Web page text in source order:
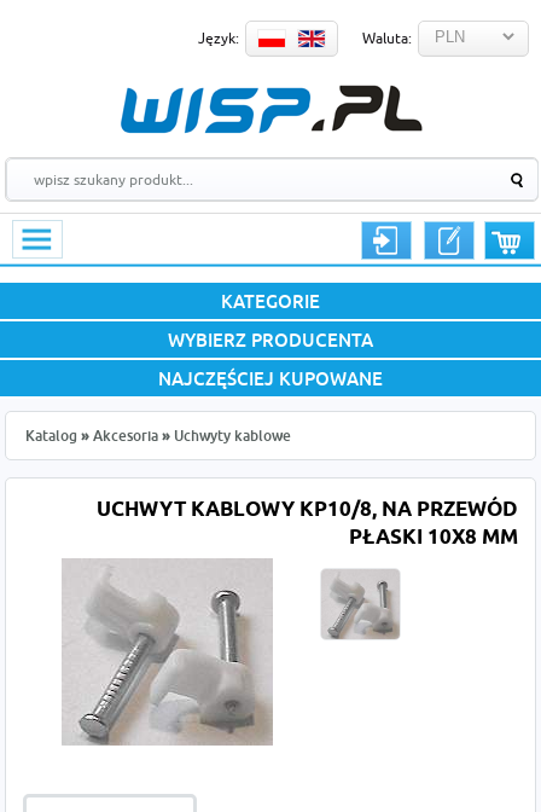
Język: Waluta:
KATEGORIE
WYBIERZ PRODUCENTA
NAJCZĘŚCIEJ KUPOWANE
Katalog » Akcesoria » Uchwyty kablowe
UCHWYT KABLOWY KP10/8, NA PRZEWÓD
PŁASKI 10X8 MM